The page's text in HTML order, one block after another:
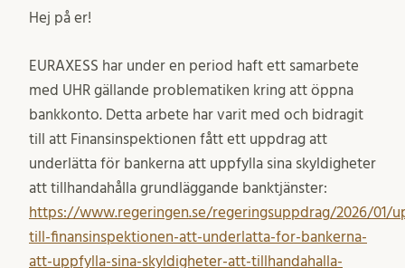
Hej på er!
EURAXESS har under en period haft ett samarbete
med UHR gällande problematiken kring att öppna
bankkonto. Detta arbete har varit med och bidragit
till att Finansinspektionen fått ett uppdrag att
underlätta för bankerna att uppfylla sina skyldigheter
att tillhandahålla grundläggande banktjänster:
https://www.regeringen.se/regeringsuppdrag/2026/01/
till-finansinspektionen-att-underlatta-for-bankerna-
att-uppfylla-sina-skyldigheter-att-tillhandahalla-